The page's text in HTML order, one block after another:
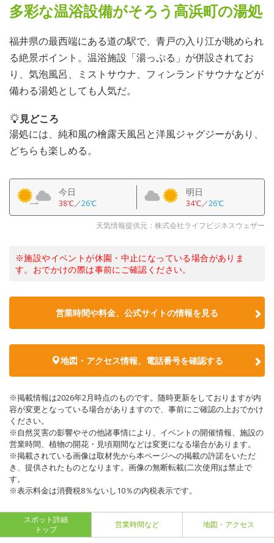
多彩な温浴設備がそろう高浜町の湯処
福井県の最西端にある道の駅で、青戸の入り江が眺められ
る絶景ポイント。温浴施設「湯っぷる」が併設されてお
り、気泡風呂、ミストサウナ、フィンランドサウナなどが
備わる湯処としても人気だ。
見どころ
湯処には、純和風の檜露天風呂と洋風ジャグジーがあり、
どちらも楽しめる。
今日
38℃／26℃
明日
34℃／26℃
天気情報提供元：株式会社ライフビジネスウェザー
※施設やイベントが休園・中止になっている場合がありま
す。おでかけの際は事前にご確認ください。
営業時間や料金、公式サイトの情報を見る
地図・アクセス情報、電話番号を確認する
※掲載情報は2026年2月時点のものです。随時更新をしておりますが内
容が変更となっている場合がありますので、事前にご確認の上おでかけ
ください。
※自然災害の影響やその他諸事情により、イベントの開催情報、施設の
営業時間、植物の開花・見頃期間などは変更になる場合があります。
※掲載されている画像は取材先から本ページへの掲載の許諾をいただ
き、提供されたものとなります。画像の無断転載(二次使用)は禁止で
す。
※表示料金は消費税8％ないし10％の内税表示です。
スポット詳細
トップ
営業時間など 地図・アクセス